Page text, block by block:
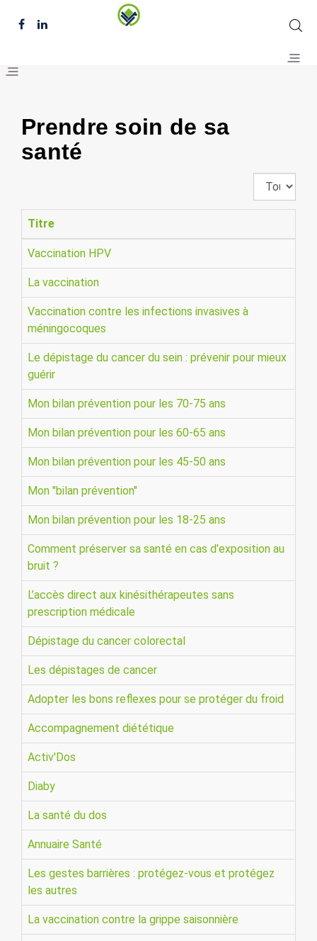
Prendre soin de sa
santé
Affichage
#
Titre
Vaccination HPV
La vaccination
Vaccination contre les infections invasives à
méningocoques
Le dépistage du cancer du sein : prévenir pour mieux
guérir
Mon bilan prévention pour les 70-75 ans
Mon bilan prévention pour les 60-65 ans
Mon bilan prévention pour les 45-50 ans
Mon "bilan prévention"
Mon bilan prévention pour les 18-25 ans
Comment préserver sa santé en cas d'exposition au
bruit ?
L’accès direct aux kinésithérapeutes sans
prescription médicale
Dépistage du cancer colorectal
Les dépistages de cancer
Adopter les bons reflexes pour se protéger du froid
Accompagnement diététique
Activ'Dos
Diaby
La santé du dos
Annuaire Santé
Les gestes barrières : protégez-vous et protégez
les autres
La vaccination contre la grippe saisonnière